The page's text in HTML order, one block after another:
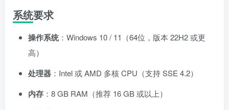
系统要求
操作系统：Windows 10 / 11（64位，版本 22H2 或更
高）
处理器 ：Intel 或 AMD 多核 CPU（支持 SSE 4.2）
内存 ：8 GB RAM（推荐 16 GB 或以上）